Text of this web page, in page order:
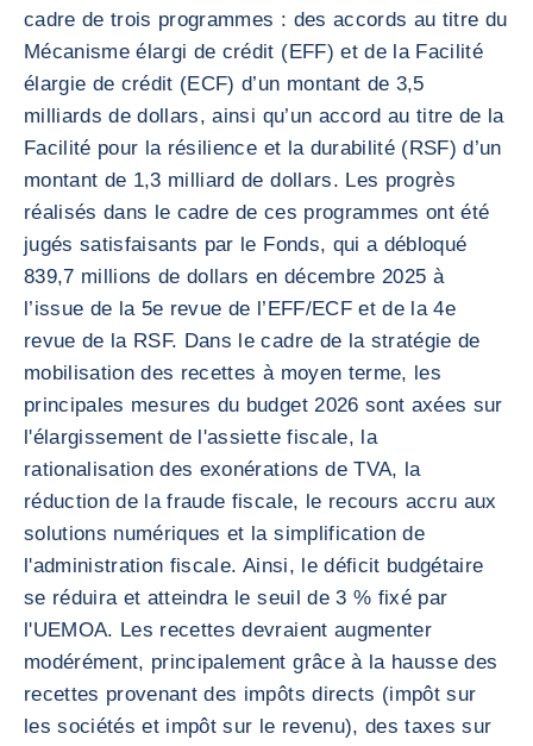
cadre de trois programmes : des accords au titre du
Mécanisme élargi de crédit (EFF) et de la Facilité
élargie de crédit (ECF) d’un montant de 3,5
milliards de dollars, ainsi qu’un accord au titre de la
Facilité pour la résilience et la durabilité (RSF) d’un
montant de 1,3 milliard de dollars. Les progrès
réalisés dans le cadre de ces programmes ont été
jugés satisfaisants par le Fonds, qui a débloqué
839,7 millions de dollars en décembre 2025 à
l’issue de la 5e revue de l’EFF/ECF et de la 4e
revue de la RSF. Dans le cadre de la stratégie de
mobilisation des recettes à moyen terme, les
principales mesures du budget 2026 sont axées sur
l'élargissement de l'assiette fiscale, la
rationalisation des exonérations de TVA, la
réduction de la fraude fiscale, le recours accru aux
solutions numériques et la simplification de
l'administration fiscale. Ainsi, le déficit budgétaire
se réduira et atteindra le seuil de 3 % fixé par
l'UEMOA. Les recettes devraient augmenter
modérément, principalement grâce à la hausse des
recettes provenant des impôts directs (impôt sur
les sociétés et impôt sur le revenu), des taxes sur